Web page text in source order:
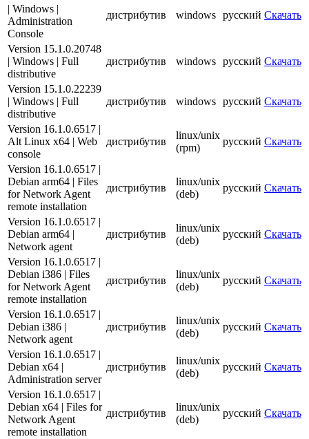
| Windows |
Administration
Console
дистрибутив windows русский Скачать
Version 15.1.0.20748
| Windows | Full
distributive
дистрибутив windows русский Скачать
Version 15.1.0.22239
| Windows | Full
distributive
дистрибутив windows русский Скачать
Version 16.1.0.6517 |
Alt Linux x64 | Web
console
дистрибутив
linux/unix
(rpm)
русский Скачать
Version 16.1.0.6517 |
Debian arm64 | Files
for Network Agent
remote installation
дистрибутив
linux/unix
(deb)
русский Скачать
Version 16.1.0.6517 |
Debian arm64 |
Network agent
дистрибутив
linux/unix
(deb)
русский Скачать
Version 16.1.0.6517 |
Debian i386 | Files
for Network Agent
remote installation
дистрибутив
linux/unix
(deb)
русский Скачать
Version 16.1.0.6517 |
Debian i386 |
Network agent
дистрибутив
linux/unix
(deb)
русский Скачать
Version 16.1.0.6517 |
Debian x64 |
Administration server
дистрибутив
linux/unix
(deb)
русский Скачать
Version 16.1.0.6517 |
Debian x64 | Files for
Network Agent
remote installation
дистрибутив
linux/unix
(deb)
русский Скачать